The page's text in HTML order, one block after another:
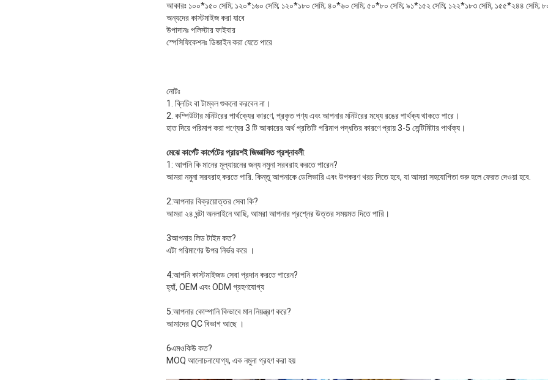
আকারঃ ১০০*১৫০ সেমি; ১২০*১৬০ সেমি; ১২০*১৮০ সেমি; ৪০*৬০ সেমি; ৫০*৮০ সেমি; ৯১*১৫২ সেমি; ১২২*১৮৩ সেমি, ১৫৫*২৪৪ সেমি;
অন্যদের কাস্টমাইজ করা যাবে
উপাদানঃ পলিস্টার ফাইবার
স্পেসিফিকেশনঃ ডিজাইন করা যেতে পারে
নোটঃ
1. ব্লিচিং বা টাম্বল শুকনো করবেন না।
2. কম্পিউটার মনিটরের পার্থক্যের কারণে, প্রকৃত পণ্য এবং আপনার মনিটরের মধ্যে রঙের পার্থক্য থাকতে পারে।
হাত দিয়ে পরিমাপ করা পণ্যের 3 টি আকারের অর্থ প্রতিটি পরিমাপ পদ্ধতির কারণে প্রায় 3-5 সেন্টিমিটার পার্থক্য।
মেঝে কার্পেট কার্পেটের প্রায়শই জিজ্ঞাসিত প্রশ্নাবলী:
1: আপনি কি মানের মূল্যায়নের জন্য নমুনা সরবরাহ করতে পারেন?
আমরা নমুনা সরবরাহ করতে পারি. কিন্তু আপনাকে ডেলিভারি এবং উপকরণ খরচ দিতে হবে, যা আমরা সহযোগিতা শুরু হলে ফেরত দেওয়া হবে.
2:আপনার বিক্রয়োত্তর সেবা কি?
আমরা ২৪ ঘন্টা অনলাইনে আছি, আমরা আপনার প্রশ্নের উত্তর সময়মত দিতে পারি।
3আপনার লিড টাইম কত?
এটা পরিমাণের উপর নির্ভর করে ।
4:আপনি কাস্টমাইজড সেবা প্রদান করতে পারেন?
হ্যাঁ, OEM এবং ODM গ্রহণযোগ্য
5:আপনার কোম্পানি কিভাবে মান নিয়ন্ত্রণ করে?
আমাদের QC বিভাগ আছে ।
6এমওকিউ কত?
MOQ আলোচনাযোগ্য, এক নমুনা গ্রহণ করা হয়